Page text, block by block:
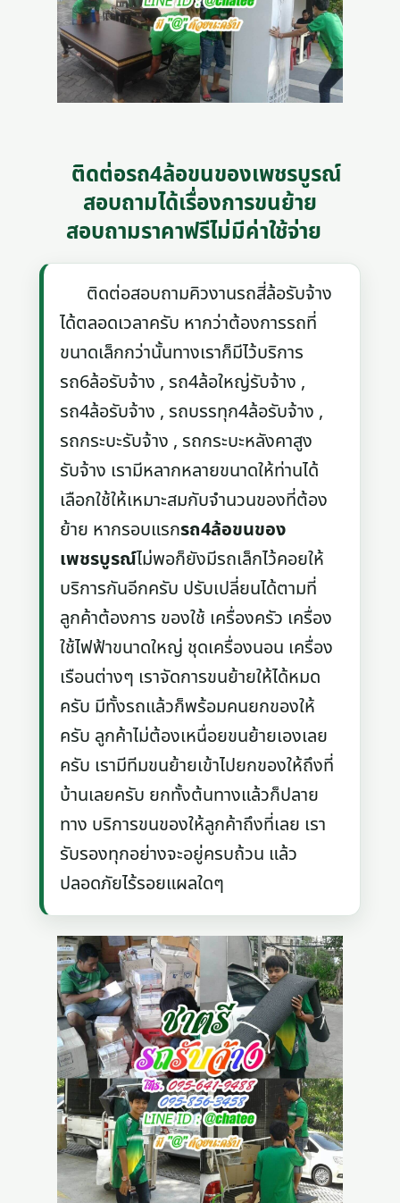
ติดต่อรถ4ล้อขนของเพชรบูรณ์
สอบถามได้เรื่องการขนย้าย
สอบถามราคาฟรีไม่มีค่าใช้จ่าย
ติดต่อสอบถามคิวงานรถสี่ล้อรับจ้าง
ได้ตลอดเวลาครับ หากว่าต้องการรถที่
ขนาดเล็กกว่านั้นทางเราก็มีไว้บริการ
รถ6ล้อรับจ้าง , รถ4ล้อใหญ่รับจ้าง ,
รถ4ล้อรับจ้าง , รถบรรทุก4ล้อรับจ้าง ,
รถกระบะรับจ้าง , รถกระบะหลังคาสูง
รับจ้าง เรามีหลากหลายขนาดให้ท่านได้
เลือกใช้ให้เหมาะสมกับจำนวนของที่ต้อง
ย้าย หากรอบแรกรถ4ล้อขนของ
เพชรบูรณ์ไม่พอก็ยังมีรถเล็กไว้คอยให้
บริการกันอีกครับ ปรับเปลี่ยนได้ตามที่
ลูกค้าต้องการ ของใช้ เครื่องครัว เครื่อง
ใช้ไฟฟ้าขนาดใหญ่ ชุดเครื่องนอน เครื่อง
เรือนต่างๆ เราจัดการขนย้ายให้ได้หมด
ครับ มีทั้งรถแล้วก็พร้อมคนยกของให้
ครับ ลูกค้าไม่ต้องเหนื่อยขนย้ายเองเลย
ครับ เรามีทีมขนย้ายเข้าไปยกของให้ถึงที่
บ้านเลยครับ ยกทั้งต้นทางแล้วก็ปลาย
ทาง บริการขนของให้ลูกค้าถึงที่เลย เรา
รับรองทุกอย่างจะอยู่ครบถ้วน แล้ว
ปลอดภัยไร้รอยแผลใดๆ